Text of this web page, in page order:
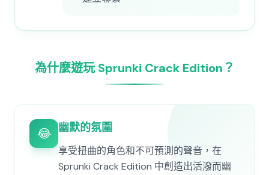
為什麼遊玩 Sprunki Crack Edition？
😂 幽默的氛圍
享受扭曲的角色和不可預測的聲音，在
Sprunki Crack Edition 中創造出活潑而幽